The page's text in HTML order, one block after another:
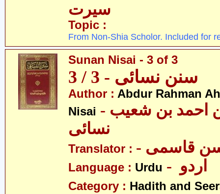
سیرت
Topic :
From Non-Shia Scholor. Included for
Sunan Nisai - 3 of 3
سنن نسائی - 3 / 3
Author : Abdur Rahman
Nisai - عبدالرّحمٰن احمد بن شعیب
نسائی
Translator : قاسمی
Language : Urdu
Category : Hadith and